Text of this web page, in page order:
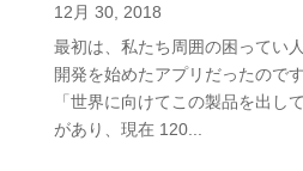
12月 30, 2018
最初は、私たち周囲の困ってい
開発を始めたアプリだったので
「世界に向けてこの製品を出し
があり、現在 120...